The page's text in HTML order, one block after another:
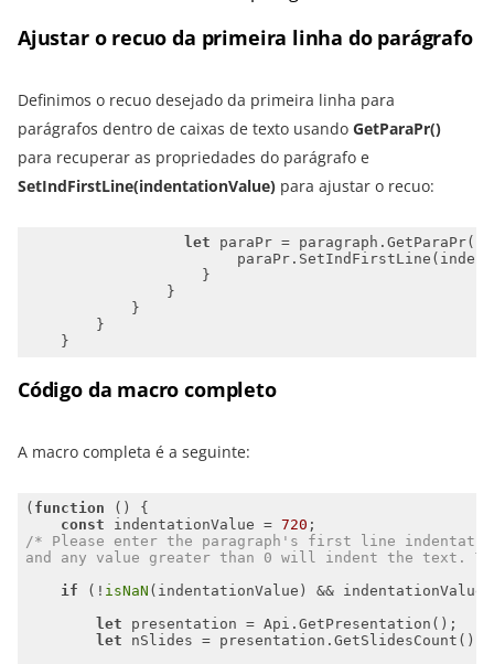
Ajustar o recuo da primeira linha do parágrafo
Definimos o recuo desejado da primeira linha para
parágrafos dentro de caixas de texto usando GetParaPr()
para recuperar as propriedades do parágrafo e
SetIndFirstLine(indentationValue) para ajustar o recuo:
let
Código da macro completo
A macro completa é a seguinte:
( function ( )
const indentationValue = 720
and any value greater than 0 will indent the text.
if (! isNaN (indentationValue) && indentationValue
let
let nSlides = presentation.GetSlidesCount();